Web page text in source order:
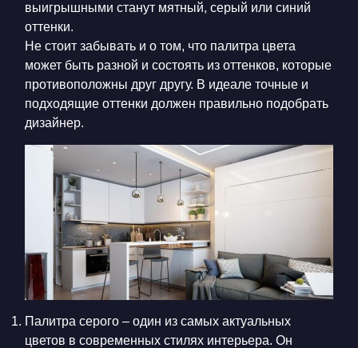
выигрышными станут мятный, серый или синий
оттенки.
Не стоит забывать и о том, что палитра цвета
может быть разной и состоять из оттенков, которые
противоположны друг другу. В идеале точные и
подходящие оттенки должен правильно подобрать
дизайнер.
Палитра серого – один из самых актуальных
цветов в современных стилях интерьера. Он